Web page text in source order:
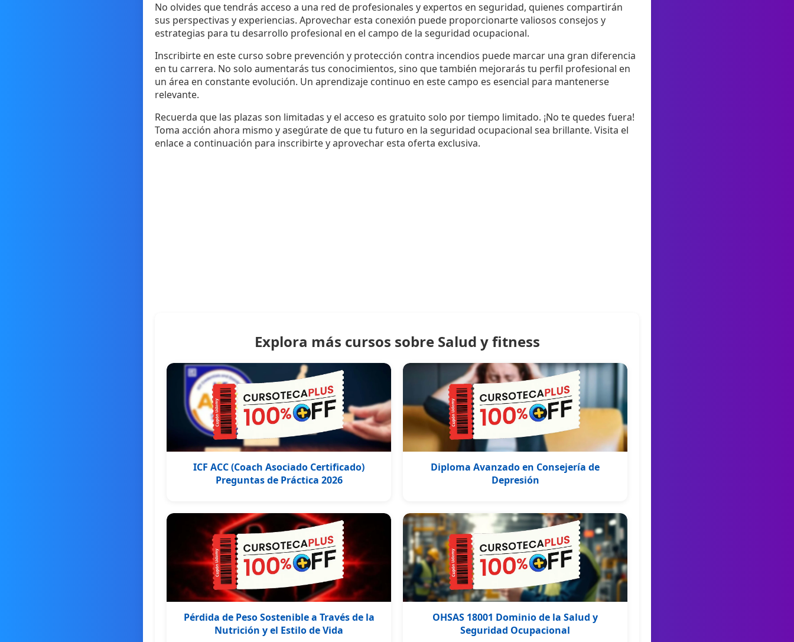
No olvides que tendrás acceso a una red de profesionales y expertos en seguridad, quienes compartirán
sus perspectivas y experiencias. Aprovechar esta conexión puede proporcionarte valiosos consejos y
estrategias para tu desarrollo profesional en el campo de la seguridad ocupacional.
Inscribirte en este curso sobre prevención y protección contra incendios puede marcar una gran diferencia
en tu carrera. No solo aumentarás tus conocimientos, sino que también mejorarás tu perfil profesional en
un área en constante evolución. Un aprendizaje continuo en este campo es esencial para mantenerse
relevante.
Recuerda que las plazas son limitadas y el acceso es gratuito solo por tiempo limitado. ¡No te quedes fuera!
Toma acción ahora mismo y asegúrate de que tu futuro en la seguridad ocupacional sea brillante. Visita el
enlace a continuación para inscribirte y aprovechar esta oferta exclusiva.
Explora más cursos sobre Salud y fitness
ICF ACC (Coach Asociado Certificado)
Preguntas de Práctica 2026
Diploma Avanzado en Consejería de
Depresión
Pérdida de Peso Sostenible a Través de la
Nutrición y el Estilo de Vida
OHSAS 18001 Dominio de la Salud y
Seguridad Ocupacional